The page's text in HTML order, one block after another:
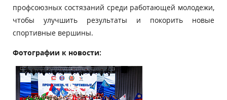
профсоюзных состязаний среди работающей молодежи,
чтобы улучшить результаты и покорить новые
спортивные вершины.
Фотографии к новости: